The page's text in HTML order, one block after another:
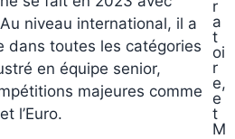
niveau international, il a
dans toutes les catégories
en équipe senior,
majeures comme
l’Euro.
r
a
t
oi
r
e,
e
t
M